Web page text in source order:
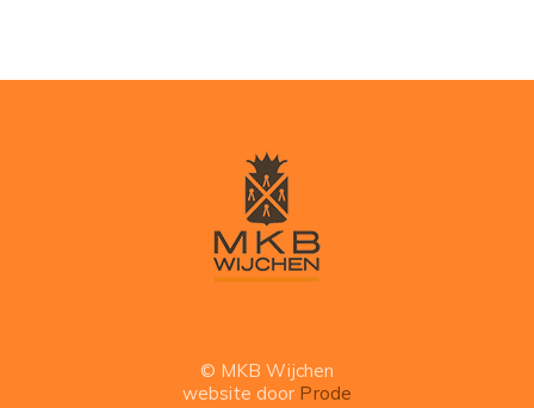
© MKB Wijchen
website door Prode